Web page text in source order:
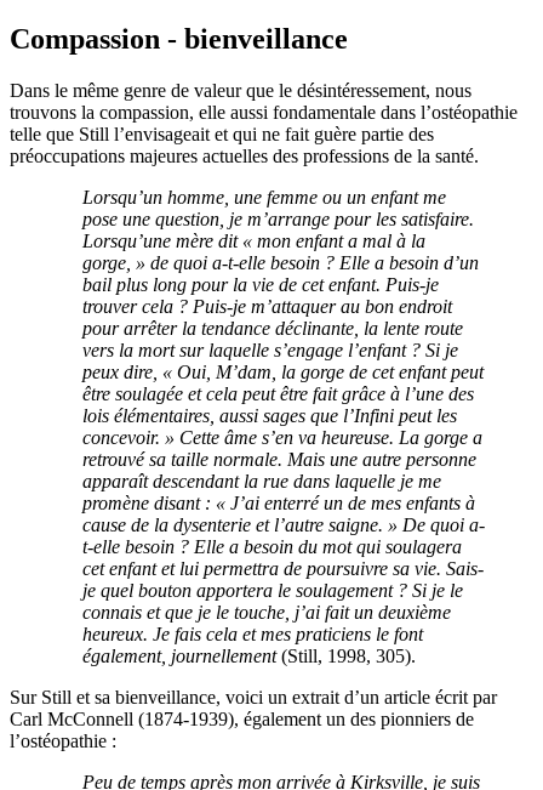
Compassion - bienveillance
Dans le même genre de valeur que le désintéressement, nous
trouvons la compassion, elle aussi fondamentale dans l’ostéopathie
telle que Still l’envisageait et qui ne fait guère partie des
préoccupations majeures actuelles des professions de la santé.
Lorsqu’un homme, une femme ou un enfant me
pose une question, je m’arrange pour les satisfaire.
Lorsqu’une mère dit « mon enfant a mal à la
gorge, » de quoi a-t-elle besoin ? Elle a besoin d’un
bail plus long pour la vie de cet enfant. Puis-je
trouver cela ? Puis-je m’attaquer au bon endroit
pour arrêter la tendance déclinante, la lente route
vers la mort sur laquelle s’engage l’enfant ? Si je
peux dire, « Oui, M’dam, la gorge de cet enfant peut
être soulagée et cela peut être fait grâce à l’une des
lois élémentaires, aussi sages que l’Infini peut les
concevoir. » Cette âme s’en va heureuse. La gorge a
retrouvé sa taille normale. Mais une autre personne
apparaît descendant la rue dans laquelle je me
promène disant : « J’ai enterré un de mes enfants à
cause de la dysenterie et l’autre saigne. » De quoi a-
t-elle besoin ? Elle a besoin du mot qui soulagera
cet enfant et lui permettra de poursuivre sa vie. Sais-
je quel bouton apportera le soulagement ? Si je le
connais et que je le touche, j’ai fait un deuxième
heureux. Je fais cela et mes praticiens le font
également, journellement(Still, 1998, 305).
Sur Still et sa bienveillance, voici un extrait d’un article écrit par
Carl McConnell (1874-1939), également un des pionniers de
l’ostéopathie :
Peu de temps après mon arrivée à Kirksville, je suis